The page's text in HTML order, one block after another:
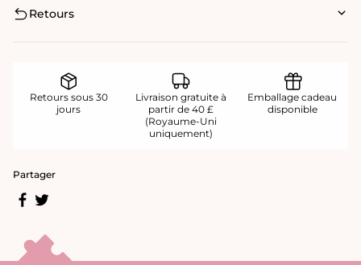
Retours
Retours sous 30
jours
Livraison gratuite à
partir de 40 £
(Royaume-Uni
uniquement)
Emballage cadeau
disponible
Partager